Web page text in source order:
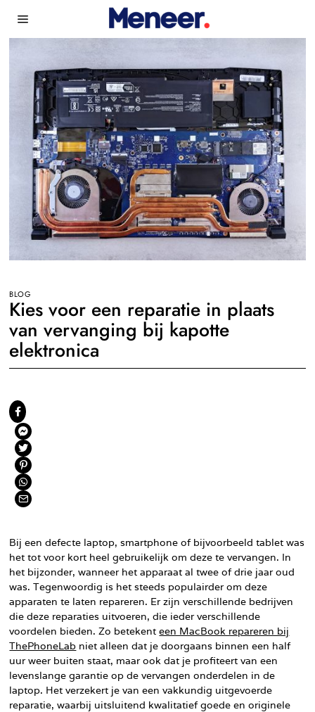
BLOG
Kies voor een reparatie in plaats
van vervanging bij kapotte
elektronica
Bij een defecte laptop, smartphone of bijvoorbeeld tablet was
het tot voor kort heel gebruikelijk om deze te vervangen. In
het bijzonder, wanneer het apparaat al twee of drie jaar oud
was. Tegenwoordig is het steeds populairder om deze
apparaten te laten repareren. Er zijn verschillende bedrijven
die deze reparaties uitvoeren, die ieder verschillende
voordelen bieden. Zo betekenteen MacBook repareren bij
ThePhoneLab niet alleen dat je doorgaans binnen een half
uur weer buiten staat, maar ook dat je profiteert van een
levenslange garantie op de vervangen onderdelen in de
laptop. Het verzekert je van een vakkundig uitgevoerde
reparatie, waarbij uitsluitend kwalitatief goede en originele